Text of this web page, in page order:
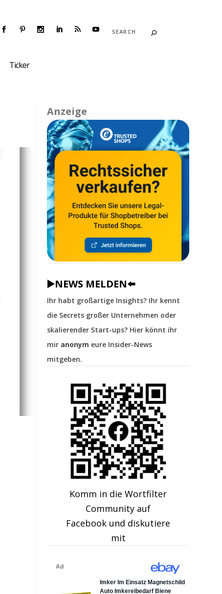
Ticker
Anzeige
▶️NEWS MELDEN⬅️
Ihr habt großartige Insights? Ihr kennt
die Secrets großer Unternehmen oder
skalierender Start-ups? Hier könnt ihr
mir anonym eure Insider-News
mitgeben.
Komm in die Wortfilter
Community auf
Facebook und diskutiere
mit